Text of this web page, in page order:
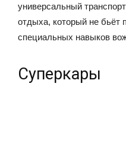
универсальный
отдыха, который не бьёт
специальных навыков
Суперкары